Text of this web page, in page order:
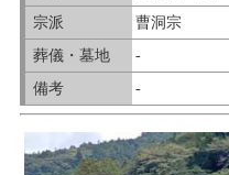
宗派
曹洞宗
葬儀・墓地
-
備考
-